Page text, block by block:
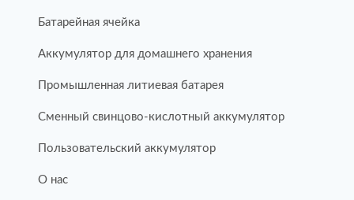
Батарейная ячейка
Аккумулятор для домашнего хранения
Промышленная литиевая батарея
Сменный свинцово-кислотный аккумулятор
Пользовательский аккумулятор
О нас